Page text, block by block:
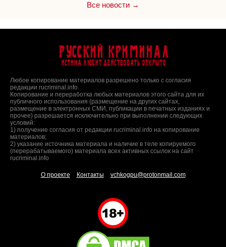
Все новости →
Русский Криминал
Истина любит действовать открыто
Любое копирование материалов разрешено только с согласия
редакции rucriminal.info.
Копирование и переработка любых материалов этого сайта для их
публичного использования (размещение на других сайтах,
размещение в электронных СМИ, публикации в печатных изданиях и
прочее) разрешается исключительно при выполнении следующих
условий:
1) получение согласия от редакции rucriminal.info на копирование
материалов;
2) указание источника материала и наличие в теле копируемого
(перерабатываемого) материала всех активных ссылок на сайт
rucriminal.info
О проекте Контакты vchkogpu@protonmail.com